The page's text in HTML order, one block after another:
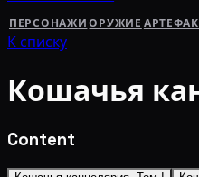
ПЕРСОНАЖИ ОРУЖИЕ
К списку
Кошачья
Content